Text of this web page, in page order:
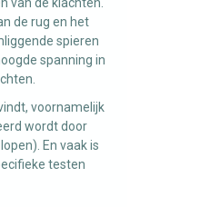
de rug en het
spieren
spanning in
voornamelijk
wordt door
En vaak is
testen